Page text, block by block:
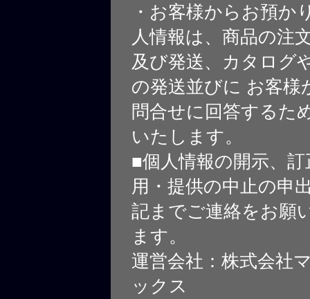
・お客様からお預か
人情報は、商品の注
及び発送、カタログ
の発送並びに お客様
問合せに回答するた
いたします。
■個人情報の開示、
用・提供の中止の申
記までご連絡をお願
ます。
運営会社：株式会社
ックス